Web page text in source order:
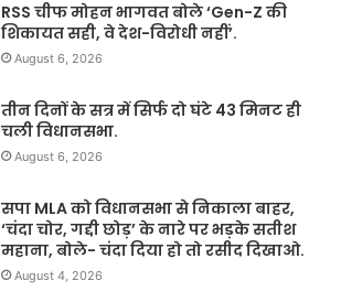
RSS चीफ मोहन भागवत बोले ‘Gen-Z की
शिकायत सही, वे देश-विरोधी नहीं’.
August 6, 2026
तीन दिनों के सत्र में सिर्फ दो घंटे 43 मिनट ही
चली विधानसभा.
August 6, 2026
सपा MLA को विधानसभा से निकाला बाहर,
‘चंदा चोर, गद्दी छोड़’ के नारे पर भड़के सतीश
महाना, बोले- चंदा दिया हो तो रसीद दिखाओ.
August 4, 2026